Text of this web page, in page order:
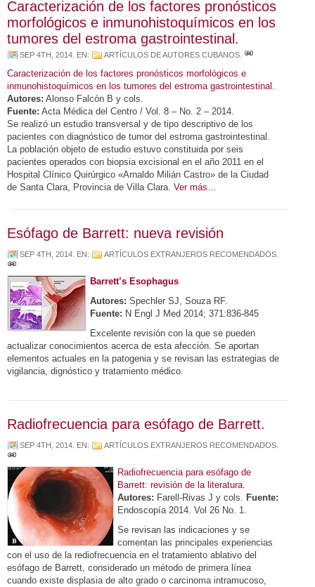
Caracterización de los factores pronósticos
morfológicos e inmunohistoquímicos en los
tumores del estroma gastrointestinal.
SEP 4TH, 2014 . EN: ARTÍCULOS DE AUTORES CUBANOS
Caracterización de los factores pronósticos morfológicos e
inmunohistoquímicos en los tumores del estroma gastrointestinal.
Autores: Alonso Falcón B y cols.
Fuente: Acta Médica del Centro / Vol. 8 – No. 2 – 2014.
Se realizó un estudio transversal y de tipo descriptivo de los
pacientes con diagnóstico de tumor del estroma gastrointestinal.
La población objeto de estudio estuvo constituida por seis
pacientes operados con biopsia excisional en el año 2011 en el
Hospital Clínico Quirúrgico «Arnaldo Milián Castro» de la Ciudad
de Santa Clara, Provincia de Villa Clara. Ver más…
Esófago de Barrett: nueva revisión
SEP 4TH, 2014 . EN: ARTÍCULOS EXTRANJEROS RECOMENDADOS
Barrett’s Esophagus
Autores: Spechler SJ, Souza RF.
Fuente: N Engl J Med 2014; 371:836-845
Excelente revisión con la que se pueden
actualizar conocimientos acerca de esta afección. Se aportan
elementos actuales en la patogenia y se revisan las estrategias de
vigilancia, dignóstico y tratamiento médico.
Radiofrecuencia para esófago de Barrett.
SEP 4TH, 2014 . EN: ARTÍCULOS EXTRANJEROS RECOMENDADOS
Radiofrecuencia para esófago de
Barrett: revisión de la literatura.
Autores: Farell-Rivas J y cols. Fuente:
Endoscopía 2014. Vol 26 No. 1.
Se revisan las indicaciones y se
comentan las principales experiencias
con el uso de la rediofrecuencia en el tratamiento ablativo del
esófago de Barrett, considerado un método de primera línea
cuando existe displasia de alto grado o carcinoma intramucoso,